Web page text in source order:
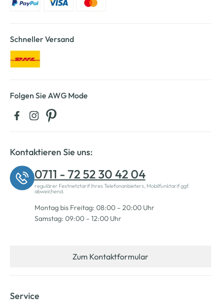
Schneller Versand
Folgen Sie AWG Mode
Kontaktieren Sie uns:
0711 - 72 52 30 42 04
regulärer Festnetztarif Ihres Telefonanbieters, Mobilfunktarif ggf.
abweichend.
Montag bis Freitag: 08:00 – 20:00 Uhr
Samstag: 09:00 – 12:00 Uhr
Zum Kontaktformular
Service